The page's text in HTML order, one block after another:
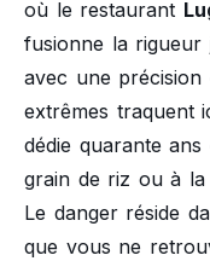
où le restaurant
fusionne la rigueur
avec une précision
extrêmes traquent
dédie quarante
grain de riz ou à la
Le danger réside
que vous ne